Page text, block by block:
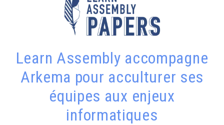
Learn Assembly accompagne
Arkema pour acculturer ses
équipes aux enjeux
informatiques